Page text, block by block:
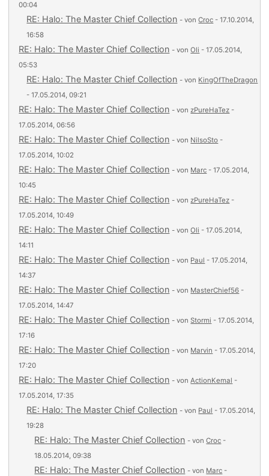
00:04
RE: Halo: The Master Chief Collection - vonCroc - 17.10.2014,
16:58
RE: Halo: The Master Chief Collection - vonOli - 17.05.2014,
05:53
RE: Halo: The Master Chief Collection - von KingOfTheDragon
- 17.05.2014, 09:21
RE: Halo: The Master Chief Collection - vonzPureHaTez -
17.05.2014, 06:56
RE: Halo: The Master Chief Collection - von NilsoSto -
17.05.2014, 10:02
RE: Halo: The Master Chief Collection - von Marc - 17.05.2014,
10:45
RE: Halo: The Master Chief Collection - vonzPureHaTez -
17.05.2014, 10:49
RE: Halo: The Master Chief Collection - vonOli - 17.05.2014,
14:11
RE: Halo: The Master Chief Collection - von Paul - 17.05.2014,
14:37
RE: Halo: The Master Chief Collection - von MasterChief56 -
17.05.2014, 14:47
RE: Halo: The Master Chief Collection - vonStormi - 17.05.2014,
17:16
RE: Halo: The Master Chief Collection - von Marvin - 17.05.2014,
17:20
RE: Halo: The Master Chief Collection - vonActionKemal -
17.05.2014, 17:35
RE: Halo: The Master Chief Collection - von Paul - 17.05.2014,
19:28
RE: Halo: The Master Chief Collection - vonCroc -
18.05.2014, 09:38
RE: Halo: The Master Chief Collection - von Marc -